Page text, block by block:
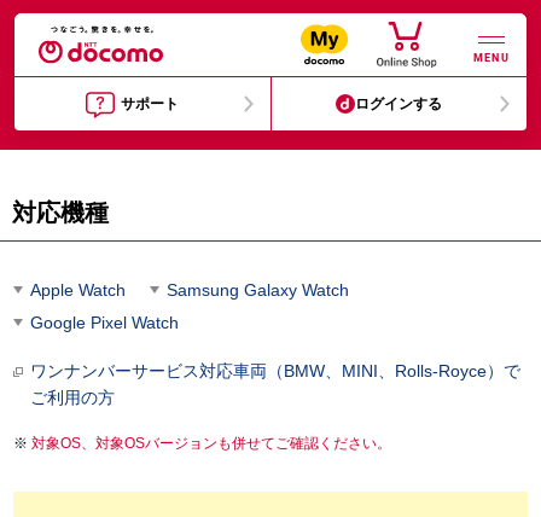
MENU
サポート ログインする
対応機種
Apple Watch
Samsung Galaxy Watch
Google Pixel Watch
ワンナンバーサービス対応車両（BMW、MINI、Rolls-Royce）で
ご利用の方
対象OS、対象OSバージョンも併せてご確認ください。